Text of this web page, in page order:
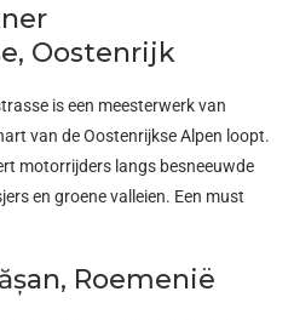
Oostenrijk
is een meesterwerk van
van de Oostenrijkse Alpen loopt.
motorrijders langs besneeuwde
en groene valleien. Een must
Roemenië